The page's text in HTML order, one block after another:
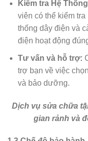
Kiểm tra Hệ
viên có thể kiểm
thống dây điện và
điện hoạt động
Tư vấn và hỗ trợ:
trợ bạn về việc
và bảo dưỡng.
Dịch vụ sửa chữa
gian rảnh và